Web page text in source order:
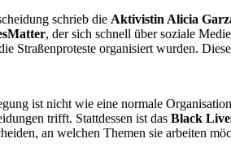
schrieb die Aktivistin Alicia
, der sich schnell über soziale
Straßenproteste organisiert wurden.
ist nicht wie eine normale
trifft. Stattdessen ist das Black
an welchen Themen sie arbeiten